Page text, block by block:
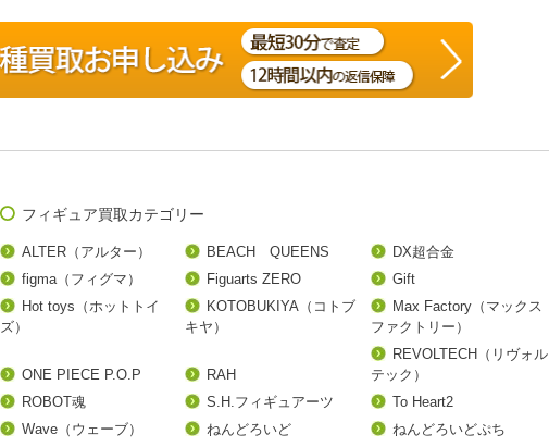
フィギュア買取カテゴリー
ALTER（アルター） BEACH QUEENS
DX超合金
figma（フィグマ）
Figuarts ZERO
Gift
Hot toys（ホットトイ
ズ）
KOTOBUKIYA（コトブ
キヤ）
Max Factory（マックス
ファクトリー）
ONE PIECE P.O.P RAH
REVOLTECH（リヴォル
テック）
ROBOT魂
S.H.フィギュアーツ
To Heart2
Wave（ウェーブ）
ねんどろいど
ねんどろいどぷち